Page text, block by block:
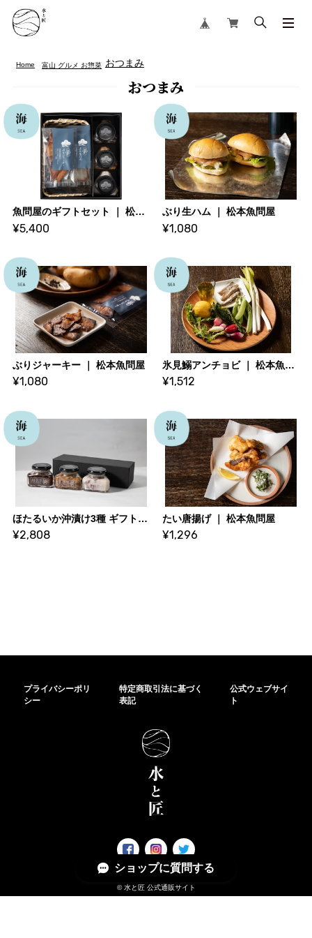
Home 富山 グルメ お惣菜 おつまみ
おつまみ
魚問屋のギフトセット ｜ 松本魚問屋
¥5,400
ぶり生ハム ｜ 松本魚問屋
¥1,080
ぶりジャーキー ｜ 松本魚問屋
¥1,080
氷見鰯アンチョビ ｜ 松本魚問屋
¥1,512
ほたるいか沖漬け3種 ギフトセット｜ 松本魚問屋
¥2,808
たい唐揚げ ｜ 松本魚問屋
¥1,296
プライバシーポリ
シー
特定商取引法に基づく
表記
公式ウェブサイ
ト
© 水と匠 公式通販サイト
ショップに質問する